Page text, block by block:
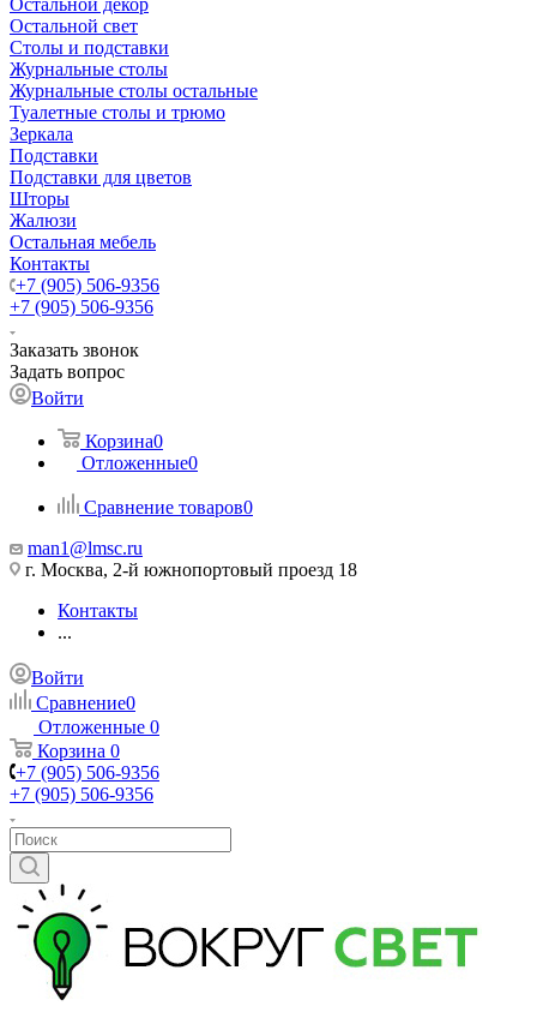
Остальной декор
Остальной свет
Столы и подставки
Журнальные столы
Журнальные столы остальные
Туалетные столы и трюмо
Зеркала
Подставки
Подставки для цветов
Шторы
Жалюзи
Остальная мебель
Контакты
+7 (905) 506-9356
+7 (905) 506-9356
Заказать звонок
Задать вопрос
Войти
Корзина0
Отложенные0
Сравнение товаров0
man1@lmsc.ru
г. Москва, 2-й южнопортовый проезд 18
Контакты
...
Войти
Сравнение0
Отложенные 0
Корзина 0
+7 (905) 506-9356
+7 (905) 506-9356